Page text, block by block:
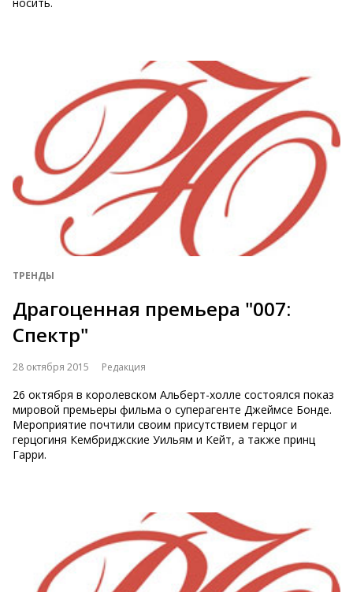
ТРЕНДЫ
Драгоценная премьера "007:
Спектр"
28 октября 2015 Редакция
26 октября в королевском Альберт-холле состоялся показ
мировой премьеры фильма о суперагенте Джеймсе Бонде.
Мероприятие почтили своим присутствием герцог и
герцогиня Кембриджские Уильям и Кейт, а также принц
Гарри.